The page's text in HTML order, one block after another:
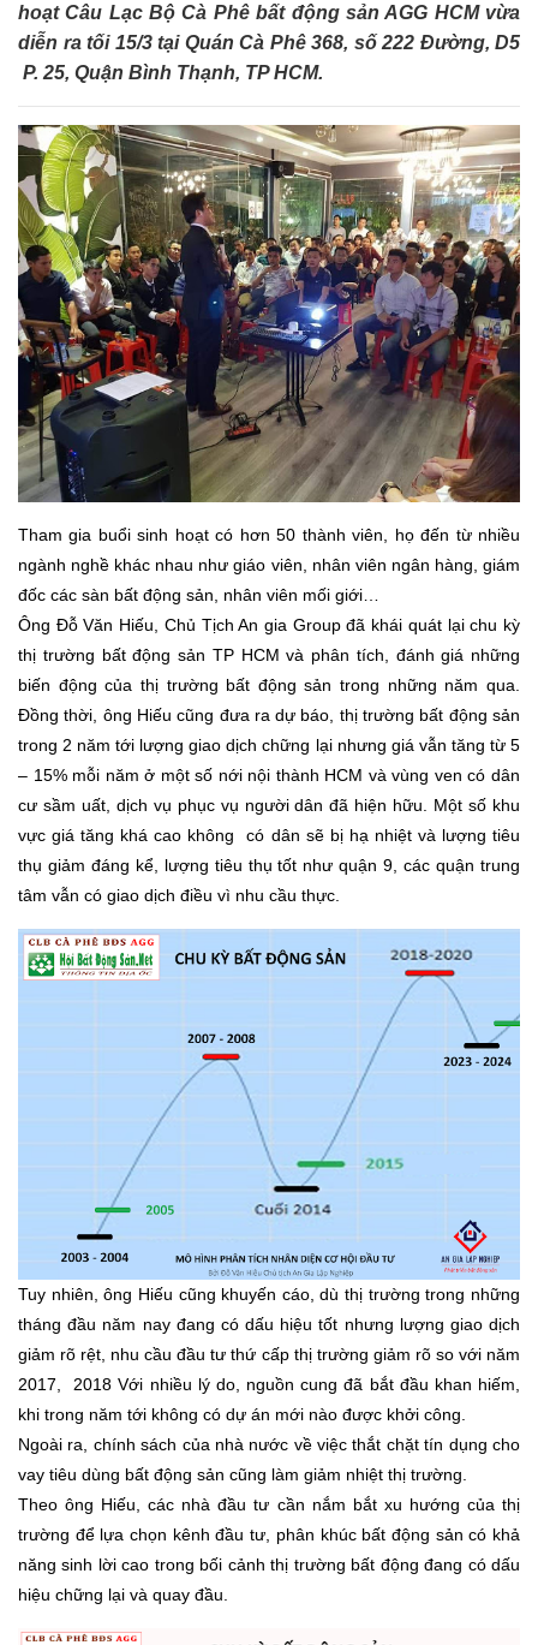
hoạt Câu Lạc Bộ Cà Phê bất động sản AGG HCM vừa
diễn ra tối 15/3 tại Quán Cà Phê 368, số 222 Đường, D5
P. 25, Quận Bình Thạnh, TP HCM.
Tham gia buổi sinh hoạt có hơn 50 thành viên, họ đến từ nhiều
ngành nghề khác nhau như giáo viên, nhân viên ngân hàng, giám
đốc các sàn bất động sản, nhân viên mối giới…
Ông Đỗ Văn Hiếu, Chủ Tịch An gia Group đã khái quát lại chu kỳ
thị trường bất động sản TP HCM và phân tích, đánh giá những
biến động của thị trường bất động sản trong những năm qua.
Đồng thời, ông Hiếu cũng đưa ra dự báo, thị trường bất động sản
trong 2 năm tới lượng giao dịch chững lại nhưng giá vẫn tăng từ 5
– 15% mỗi năm ở một số nới nội thành HCM và vùng ven có dân
cư sầm uất, dịch vụ phục vụ người dân đã hiện hữu. Một số khu
vực giá tăng khá cao không có dân sẽ bị hạ nhiệt và lượng tiêu
thụ giảm đáng kể, lượng tiêu thụ tốt như quận 9, các quận trung
tâm vẫn có giao dịch điều vì nhu cầu thực.
Tuy nhiên, ông Hiếu cũng khuyến cáo, dù thị trường trong những
tháng đầu năm nay đang có dấu hiệu tốt nhưng lượng giao dịch
giảm rõ rệt, nhu cầu đầu tư thứ cấp thị trường giảm rõ so với năm
2017, 2018 Với nhiều lý do, nguồn cung đã bắt đầu khan hiếm,
khi trong năm tới không có dự án mới nào được khởi công.
Ngoài ra, chính sách của nhà nước về việc thắt chặt tín dụng cho
vay tiêu dùng bất động sản cũng làm giảm nhiệt thị trường.
Theo ông Hiếu, các nhà đầu tư cần nắm bắt xu hướng của thị
trường để lựa chọn kênh đầu tư, phân khúc bất động sản có khả
năng sinh lời cao trong bối cảnh thị trường bất động đang có dấu
hiệu chững lại và quay đầu.